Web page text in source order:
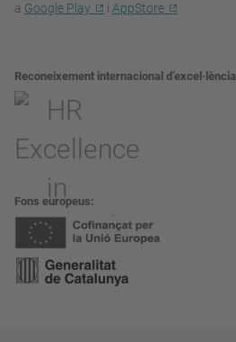
a Google Play i AppStore
Reconeixement internacional d’excel·lència
Fons europeus